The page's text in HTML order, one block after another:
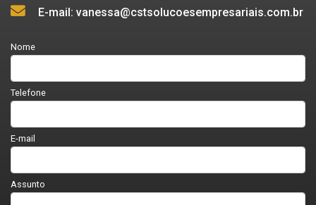
E-mail: vanessa@cstsolucoesempresariais.com.br
Nome
Telefone
E-mail
Assunto